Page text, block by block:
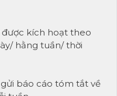
được kích hoạt theo
hằng tuần/ thời
báo cáo tóm tắt về